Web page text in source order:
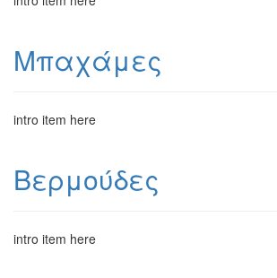
Μπαχάμες
intro item here
Βερμούδες
intro item here